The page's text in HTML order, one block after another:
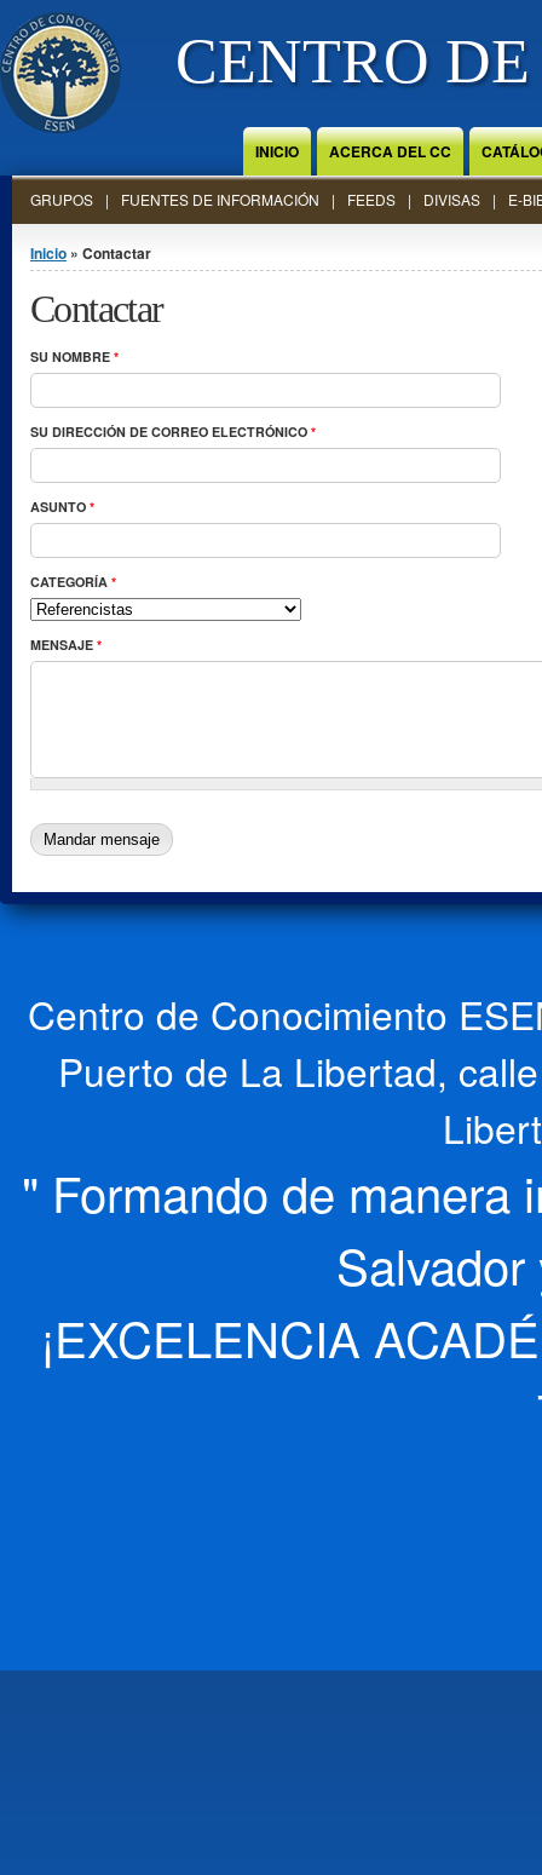
Jump to Content
CENTRO
INICIO ACERCA DEL CC
GRUPOS FUENTES DE INFORMACIÓN FEEDS DIVISAS E-
Se encuentra usted aquí
Inicio » Contactar
Contactar
SU NOMBRE *
SU DIRECCIÓN DE CORREO ELECTRÓNICO *
ASUNTO *
CATEGORÍA *
MENSAJE *
Centro de Conocimiento
Puerto de La Libertad,
" Formando de manera
¡EXCELENCIA